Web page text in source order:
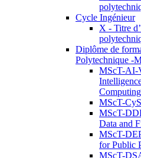
Cycle Ingénieur
X - Titre
Diplôme de
Polytechnique -
MScT-AI-
Computing
MScT-
MScT-
Data and
MScT-
for Public
MScT-